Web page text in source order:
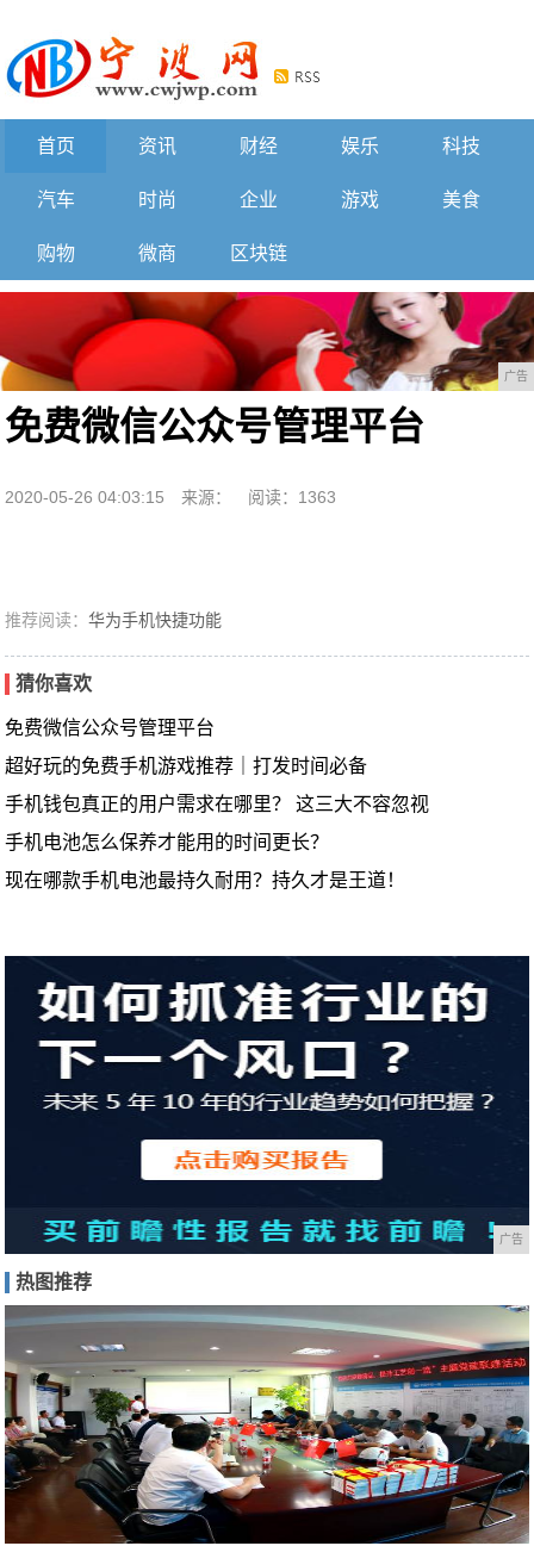
首页 资讯 财经 娱乐 科技
汽车 时尚 企业 游戏 美食
购物 微商 区块链
广告
免费微信公众号管理平台
2020-05-26 04:03:15 来源： 阅读：1363
推荐阅读：华为手机快捷功能
猜你喜欢
免费微信公众号管理平台
超好玩的免费手机游戏推荐｜打发时间必备
手机钱包真正的用户需求在哪里？ 这三大不容忽视
手机电池怎么保养才能用的时间更长？
现在哪款手机电池最持久耐用？持久才是王道！
广告
热图推荐